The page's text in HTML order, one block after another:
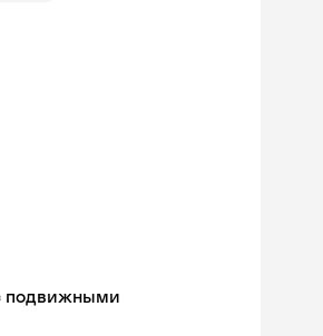
подвижными